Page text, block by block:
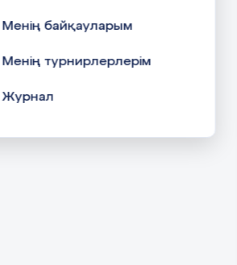
Менің байқауларым
Менің турнирлерлерім
Журнал